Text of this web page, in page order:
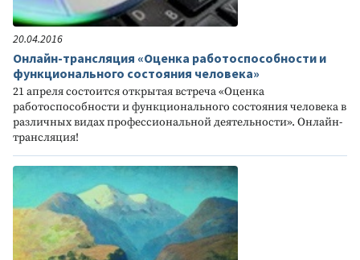
20.04.2016
Онлайн-трансляция «Оценка работоспособности и
функционального состояния человека»
21 апреля состоится открытая встреча «Оценка
работоспособности и функционального состояния человека в
различных видах профессиональной деятельности». Онлайн-
трансляция!